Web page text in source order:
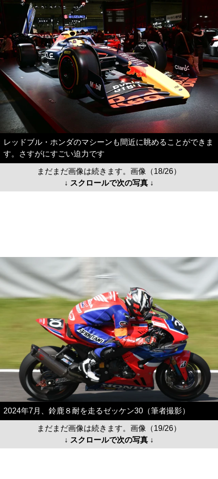
レッドブル・ホンダのマシーンも間近に眺めることができま
す。さすがにすごい迫力です
まだまだ画像は続きます。画像（18/26）
↓ スクロールで次の写真 ↓
2024年7月、鈴鹿８耐を走るゼッケン30（筆者撮影）
まだまだ画像は続きます。画像（19/26）
↓ スクロールで次の写真 ↓